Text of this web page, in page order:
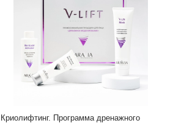
Криолифтинг. Программа дренажного